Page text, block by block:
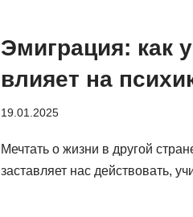
Эмиграция: как
влияет на
19.01.2025
Мечтать о жизни в другой
заставляет нас действовать,